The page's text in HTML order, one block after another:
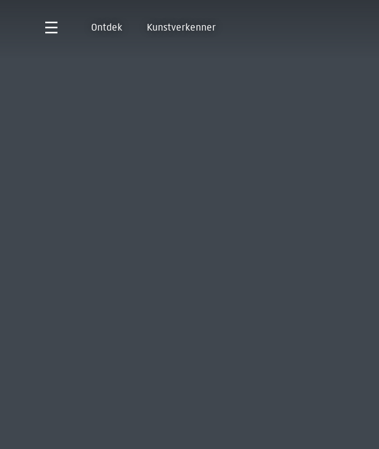
Ontdek Kunstverkenner